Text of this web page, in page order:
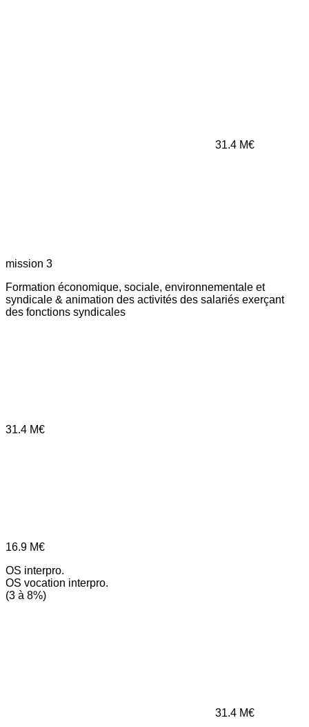
31.4 M€
mission 3
Formation économique, sociale, environnementale et
syndicale & animation des activités des salariés exerçant
des fonctions syndicales
31.4 M€
16.9 M€
OS interpro.
OS vocation interpro.
(3 à 8%)
31.4 M€